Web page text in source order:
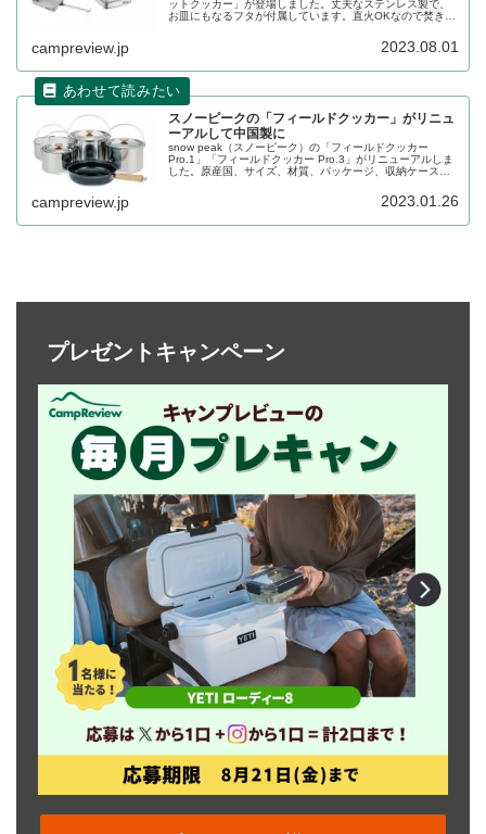
ットクッカー」が登場しました。丈夫なステンレス製で、
お皿にもなるフタが付属しています。直火OKなので焚き火
campreview.jp 2023.08.01
スノーピークの「フィールドクッカー」がリニュ
ーアルして中国製に
snow peak（スノーピーク）の「フィールドクッカー
Pro.1」「フィールドクッカー Pro.3」がリニューアルしま
した。原産国、サイズ、材質、パッケージ、収納ケース、
から中国製に変更されました。詳細をレビューします。
campreview.jp 2023.01.26
プレゼントキャンペーン